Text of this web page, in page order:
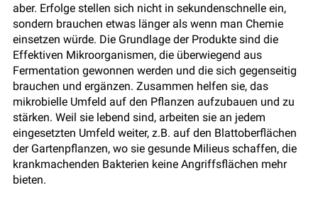
aber. Erfolge stellen sich nicht in sekundenschnelle ein,
sondern brauchen etwas länger als wenn man Chemie
einsetzen würde. Die Grundlage der Produkte sind die
Effektiven Mikroorganismen, die überwiegend aus
Fermentation gewonnen werden und die sich gegenseitig
brauchen und ergänzen. Zusammen helfen sie, das
mikrobielle Umfeld auf den Pflanzen aufzubauen und zu
stärken. Weil sie lebend sind, arbeiten sie an jedem
eingesetzten Umfeld weiter, z.B. auf den Blattoberflächen
der Gartenpflanzen, wo sie gesunde Milieus schaffen, die
krankmachenden Bakterien keine Angriffsflächen mehr
bieten.